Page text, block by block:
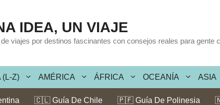
IDEA, UN VIAJE
de viajes por destinos fascinantes con consejos reales para gente
(L-Z) AMÉRICA ÁFRICA OCEANÍA ASIA
🇨🇱 Guía De Chile 🇵🇫 Guía De Polinesia